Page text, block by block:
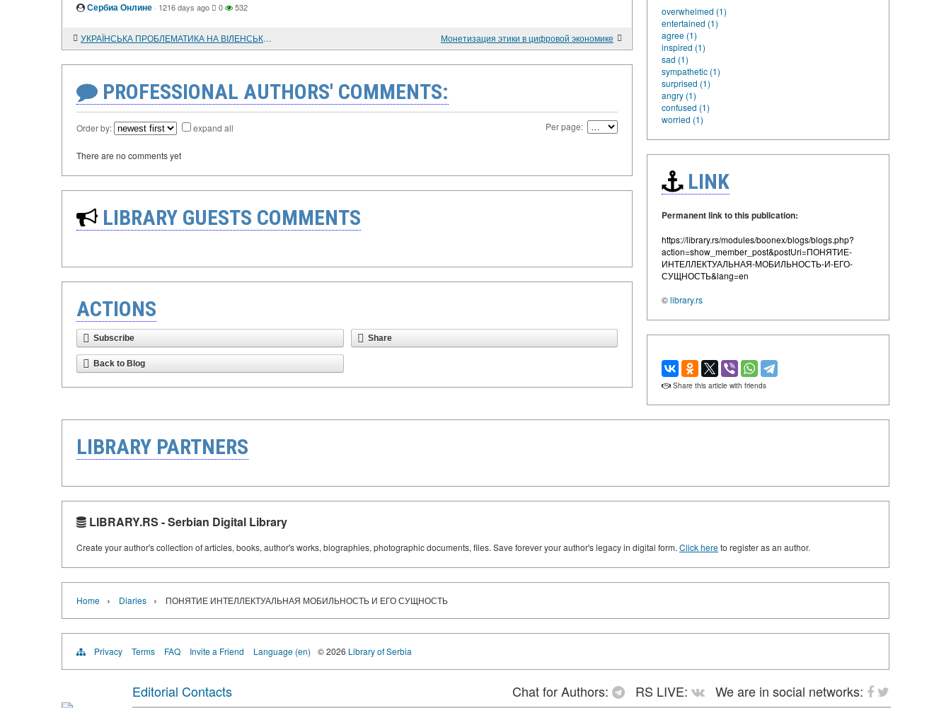
Сербиа Онлине · 1216 days ago 0 532
УКРАЇНСЬКА ПРОБЛЕМАТИКА НА ВІЛЕНСЬКИХ ПЕРЕГОВОРАХ МІЖ РІЧЧЮ ПОСПОЛИТОЮ ТА РОСІЄЮ ВОСЕНИ 1656 р. Монетизация этики в цифровой экономике
PROFESSIONAL AUTHORS' COMMENTS:
Order by: expand all Per page:
There are no comments yet
LIBRARY GUESTS COMMENTS
ACTIONS
Subscribe Share
Back to Blog
overwhelmed (1)
entertained (1)
agree (1)
inspired (1)
sad (1)
sympathetic (1)
surprised (1)
angry (1)
confused (1)
worried (1)
LINK
Permanent link to this publication:
https://library.rs/modules/boonex/blogs/blogs.php?
action=show_member_post&postUri=ПОНЯТИЕ-
ИНТЕЛЛЕКТУАЛЬНАЯ-МОБИЛЬНОСТЬ-И-ЕГО-
СУЩНОСТЬ&lang=en
©library.rs
Share this article with friends
LIBRARY PARTNERS
LIBRARY.RS - Serbian Digital Library
Create your author's collection of articles, books, author's works, biographies, photographic documents, files. Save forever your author's legacy in digital form. Click hereto register as an author.
Home › Diaries › ПОНЯТИЕ ИНТЕЛЛЕКТУАЛЬНАЯ МОБИЛЬНОСТЬ И ЕГО СУЩНОСТЬ
Privacy Terms FAQ Invite a Friend Language (en) © 2026 Library of Serbia
Editorial Contacts Chat for Authors: RS LIVE:
We are in social networks: